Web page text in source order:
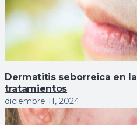
Dermatitis seborreica en
tratamientos
diciembre 11, 2024